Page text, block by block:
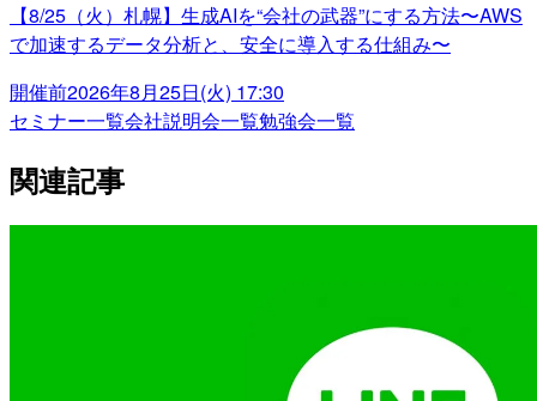
【8/25（火）札幌】生成AIを“会社の武器”にする方法〜AWS
で加速するデータ分析と、安全に導入する仕組み〜
開催前2026年8月25日(火) 17:30
セミナー一覧会社説明会一覧勉強会一覧
関連記事